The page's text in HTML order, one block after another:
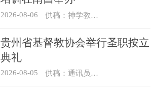
2026-08-06 供稿：神学教育部
贵州省基督教协会举行圣职按立
典礼
2026-08-05 供稿：通讯员 杨菁